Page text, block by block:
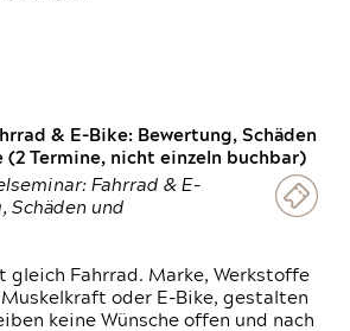
& E-Bike: Bewertung, Schäden
(2 Termine, nicht einzeln buchbar)
Fahrrad & E-
Schäden und
gleich Fahrrad. Marke, Werkstoffe
Muskelkraft oder E-Bike, gestalten
keine Wünsche offen und nach